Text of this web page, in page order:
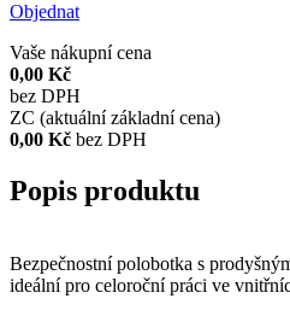
Objednat
Vaše nákupní cena
0,00 Kč
bez DPH
ZC (aktuální základní cena)
0,00 Kč bez DPH
Popis produktu
Bezpečnostní polobotka s
ideální pro celoroční práci ve